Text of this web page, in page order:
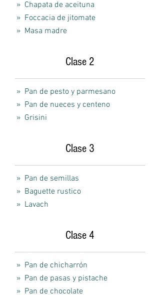
» Chapata de aceituna
» Foccacia de jitomate
» Masa madre
Clase 2
» Pan de pesto y parmesano
» Pan de nueces y centeno
» Grisini
Clase 3
» Pan de semillas
» Baguette rustico
» Lavach
Clase 4
» Pan de chicharrón
» Pan de pasas y pistache
» Pan de chocolate